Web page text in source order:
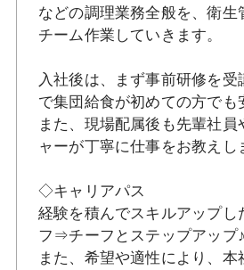
などの調理業務全般を、衛生
チーム作業していきます。
入社後は、まず事前研修を
で集団給食が初めての方でも
また、現場配属後も先輩社員
ャーが丁寧に仕事をお教えし
◇キャリアパス
経験を積んでスキルアップし
フ⇒チーフとステップアップ♪
また、希望や適性により、本